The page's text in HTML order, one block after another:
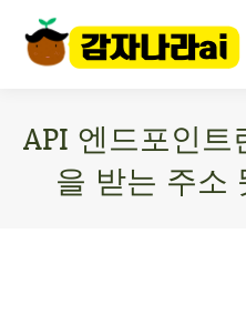
API 엔드포인트
을 받는 주소